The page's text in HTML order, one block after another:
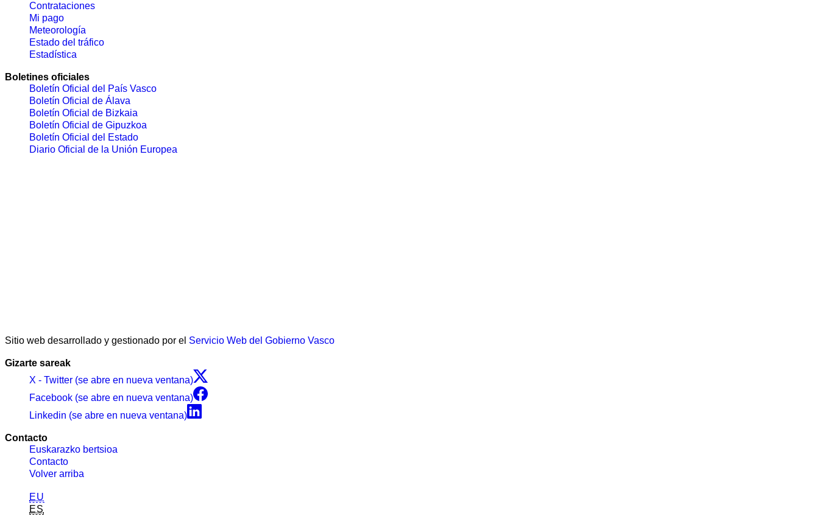
Contrataciones
Mi pago
Meteorología
Estado del tráfico
Estadística
Boletines oficiales
Boletín Oficial del País Vasco
Boletín Oficial de Álava
Boletín Oficial de Bizkaia
Boletín Oficial de Gipuzkoa
Boletín Oficial del Estado
Diario Oficial de la Unión Europea
Sitio web desarrollado y gestionado por el Servicio Web del Gobierno Vasco
Gizarte sareak
X - Twitter (se abre en nueva ventana)
Facebook (se abre en nueva ventana)
Linkedin (se abre en nueva ventana)
Contacto
Euskarazko bertsioa
Contacto
Volver arriba
EU
ES